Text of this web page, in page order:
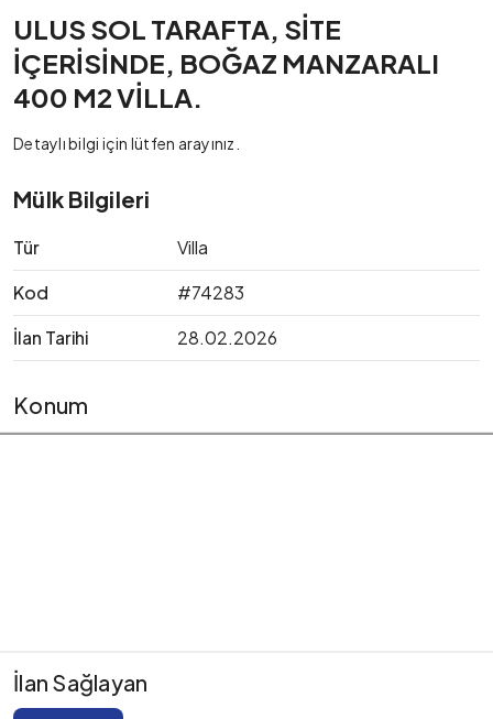
ULUS SOL TARAFTA, SİTE
İÇERİSİNDE, BOĞAZ MANZARALI
400 M2 VİLLA.
Detaylı bilgi için lütfen arayınız.
Mülk Bilgileri
Tür
Villa
Kod
#74283
İlan Tarihi
28.02.2026
Konum
İlan Sağlayan